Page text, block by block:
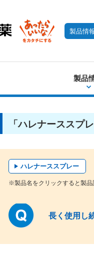
製品情
製品
「ハレナーススプ
ハレナーススプレー
※製品名をクリックすると製品
長く使用し